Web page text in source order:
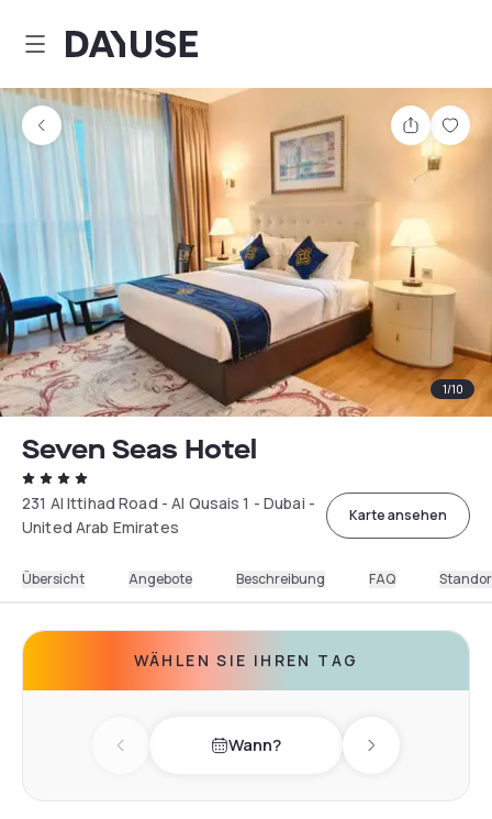
Dayuse
Teilen
1/10
Seven Seas Hotel
231 Al Ittihad Road - Al Qusais 1 - Dubai -
United Arab Emirates
Karte ansehen
Übersicht Angebote Beschreibung FAQ
WÄHLEN SIE IHREN TAG
Previous day Wann? Next day